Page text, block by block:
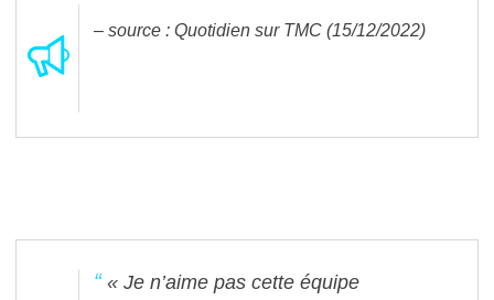
– source : Quotidien sur TMC (15/12/2022)
« Je n’aime pas cette équipe